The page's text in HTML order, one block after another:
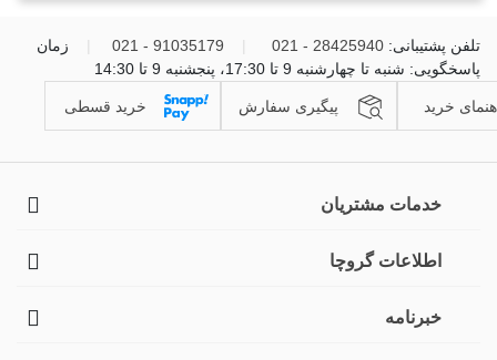
تلفن پشتیبانی: 28425940 - 021
91035179 - 021
زمان
پاسخگویی: شنبه تا چهارشنبه 9 تا 17:30، پنجشنبه 9 تا 14:30
خرید پیگیری سفارش خرید قسطی
خدمات مشتریان
اطلاعات گروچا
خبرنامه